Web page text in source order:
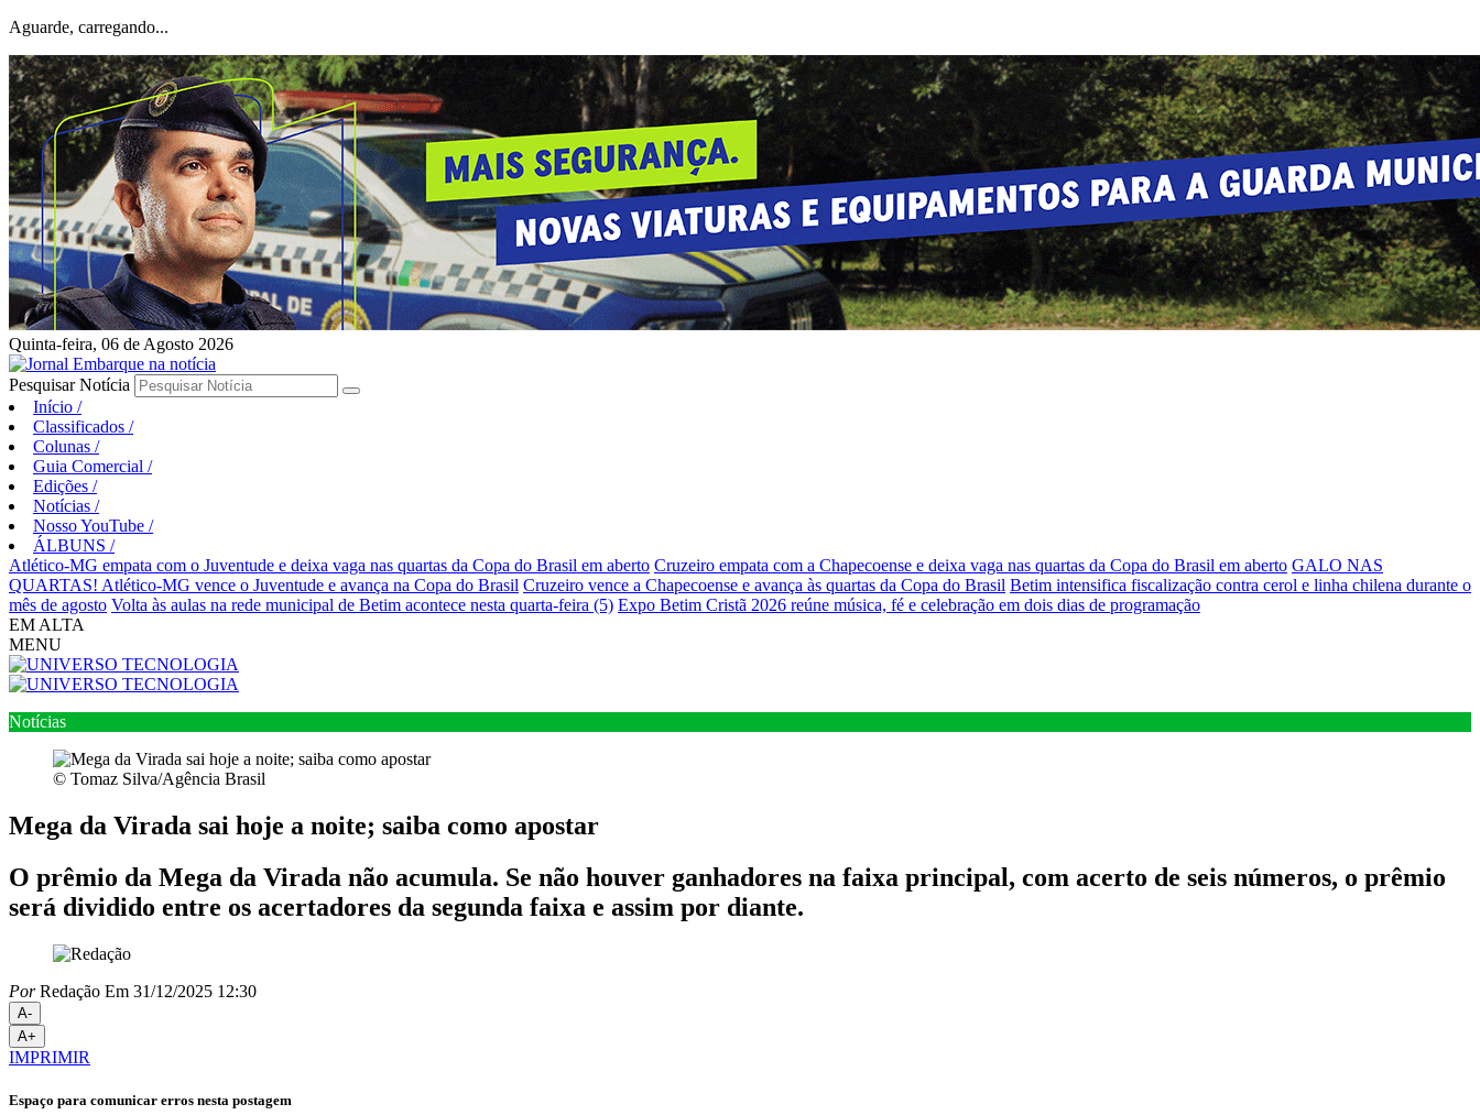
Aguarde, carregando...
Quinta-feira, 06 de Agosto 2026
Pesquisar Notícia
Início /
Classificados /
Colunas /
Guia Comercial /
Edições /
Notícias /
Nosso YouTube /
ÁLBUNS /
Atlético-MG empata com o Juventude e deixa vaga nas quartas da Copa do Brasil em aberto Cruzeiro empata com a Chapecoense e deixa vaga nas quartas da Copa do Brasil em aberto GALO NAS
QUARTAS! Atlético-MG vence o Juventude e avança na Copa do Brasil Cruzeiro vence a Chapecoense e avança às quartas da Copa do Brasil Betim intensifica fiscalização contra cerol e linha chilena durante o
mês de agosto Volta às aulas na rede municipal de Betim acontece nesta quarta-feira (5) Expo Betim Cristã 2026 reúne música, fé e celebração em dois dias de programação
EM ALTA
MENU
Notícias
© Tomaz Silva/Agência Brasil
Mega da Virada sai hoje a noite; saiba como apostar
O prêmio da Mega da Virada não acumula. Se não houver ganhadores na faixa principal, com acerto de seis números, o prêmio
será dividido entre os acertadores da segunda faixa e assim por diante.
PorRedação Em 31/12/2025 12:30
A-
A+
IMPRIMIR
Espaço para comunicar erros nesta postagem